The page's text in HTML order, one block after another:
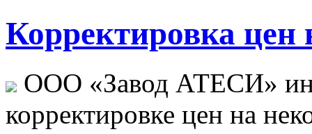
Корректировка цен
ООО «Завод АТЕСИ»
корректировке цен на